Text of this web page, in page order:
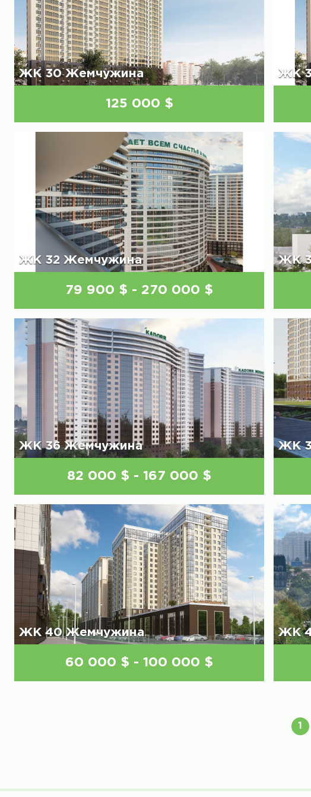
125 000 $
ЖК 30 Жемчужина ЖК
79 900 $ - 270 000 $
ЖК 32 Жемчужина ЖК
82 000 $ - 167 000 $
ЖК 36 Жемчужина ЖК
60 000 $ - 100 000 $
ЖК 40 Жемчужина ЖК
1